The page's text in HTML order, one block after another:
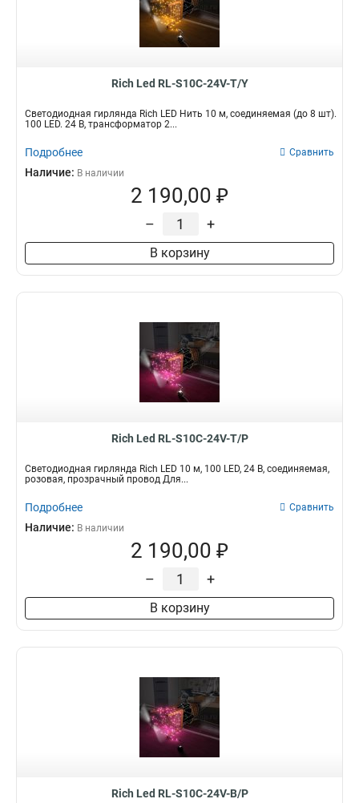
Rich Led RL-S10C-24V-T/Y
Светодиодная гирлянда Rich LED Нить 10 м, соединяемая (до 8 шт).
100 LED. 24 B, трансформатор 2...
Подробнее Сравнить
Наличие: В наличии
2 190,00 ₽
– +
В корзину
Rich Led RL-S10C-24V-T/P
Светодиодная гирлянда Rich LED 10 м, 100 LED, 24 В, соединяемая,
розовая, прозрачный провод Для...
Подробнее Сравнить
Наличие: В наличии
2 190,00 ₽
– +
В корзину
Rich Led RL-S10C-24V-B/P